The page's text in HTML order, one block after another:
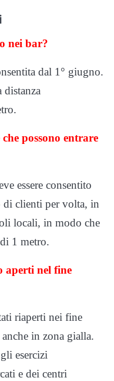
nei bar?
dal 1° giugno.
distanza
possono entrare
essere consentito
di clienti per volta, in
locali, in modo che
1 metro.
aperti nel fine
riaperti nei fine
in zona gialla.
esercizi
e dei centri